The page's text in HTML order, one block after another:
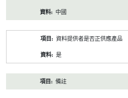
中國
資料提供者是否正供應產品
是
備註